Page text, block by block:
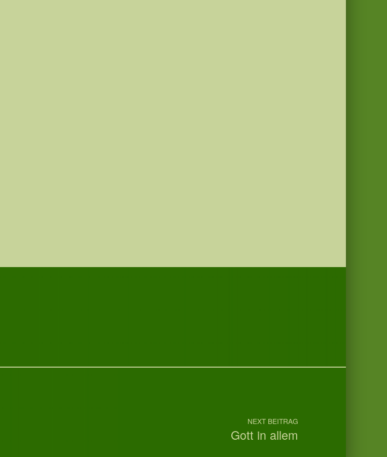
NEXT BEITRAG
Gott in allem